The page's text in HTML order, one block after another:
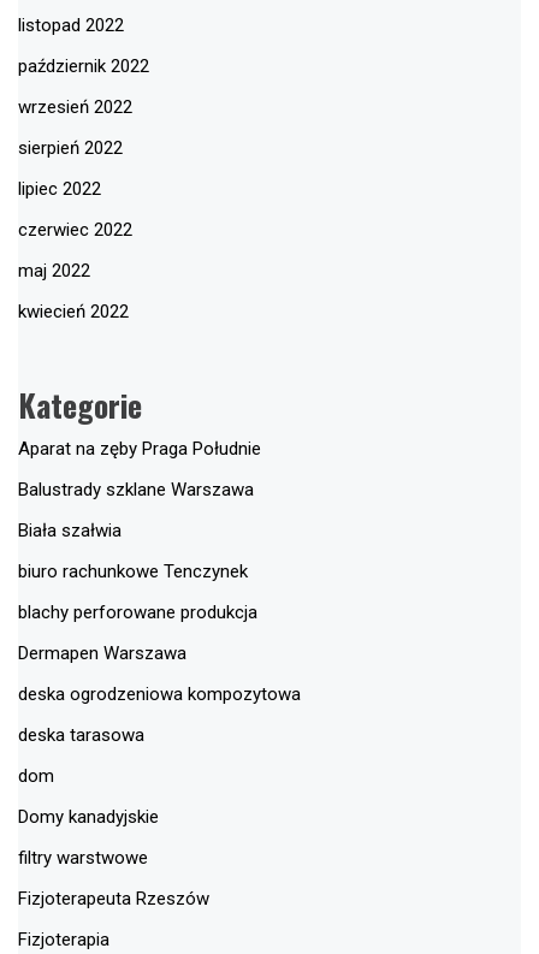
listopad 2022
październik 2022
wrzesień 2022
sierpień 2022
lipiec 2022
czerwiec 2022
maj 2022
kwiecień 2022
Kategorie
Aparat na zęby Praga Południe
Balustrady szklane Warszawa
Biała szałwia
biuro rachunkowe Tenczynek
blachy perforowane produkcja
Dermapen Warszawa
deska ogrodzeniowa kompozytowa
deska tarasowa
dom
Domy kanadyjskie
filtry warstwowe
Fizjoterapeuta Rzeszów
Fizjoterapia